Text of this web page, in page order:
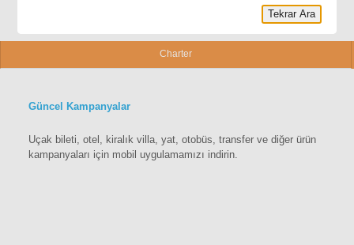
Charter
Güncel Kampanyalar
Uçak bileti, otel, kiralık villa, yat, otobüs, transfer ve diğer ürün
kampanyaları için mobil uygulamamızı indirin.
Tekrar Ara